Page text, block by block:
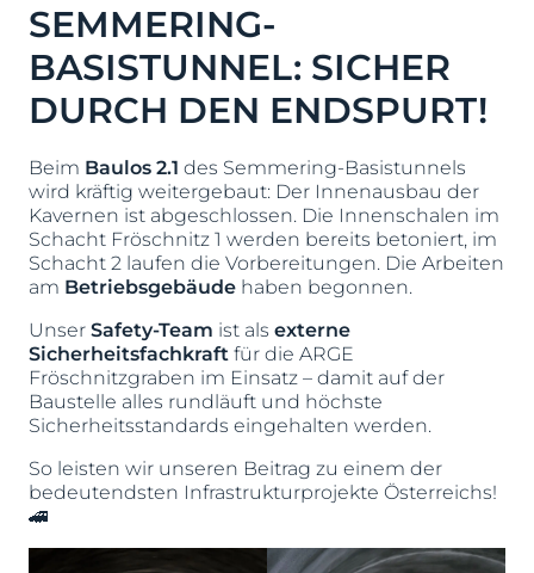
SEMMERING-
BASISTUNNEL: SICHER
DURCH DEN ENDSPURT!
Beim Baulos 2.1 des Semmering-Basistunnels
wird kräftig weitergebaut: Der Innenausbau der
Kavernen ist abgeschlossen. Die Innenschalen im
Schacht Fröschnitz 1 werden bereits betoniert, im
Schacht 2 laufen die Vorbereitungen. Die Arbeiten
am Betriebsgebäude haben begonnen.
Unser Safety-Team ist als externe
Sicherheitsfachkraft für die ARGE
Fröschnitzgraben im Einsatz – damit auf der
Baustelle alles rundläuft und höchste
Sicherheitsstandards eingehalten werden.
So leisten wir unseren Beitrag zu einem der
bedeutendsten Infrastrukturprojekte Österreichs!
🚄